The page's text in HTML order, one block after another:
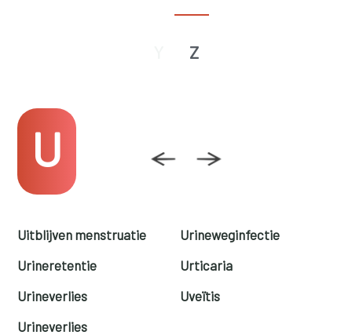
Z
U
Uitblijven menstruatie
Urineretentie
Urineverlies
Urineverlies
Urineweginfectie
Urticaria
Uveïtis